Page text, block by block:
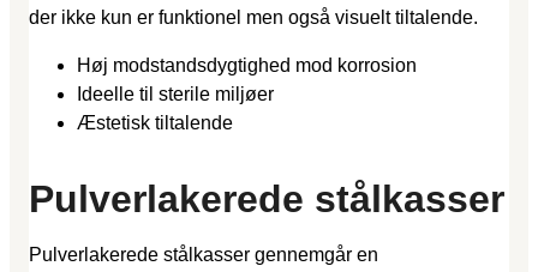
der ikke kun er funktionel men også visuelt tiltalende.
Høj modstandsdygtighed mod korrosion
Ideelle til sterile miljøer
Æstetisk tiltalende
Pulverlakerede stålkasser
Pulverlakerede stålkasser gennemgår en